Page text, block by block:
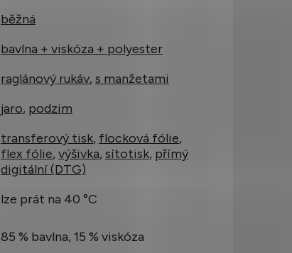
běžná
bavlna + viskóza + polyester
raglánový rukáv, s manžetami
jaro, podzim
transferový tisk, flocková fólie,
flex fólie, výšivka, sítotisk, přímý
digitální (DTG)
lze prát na 40 °C
85 % bavlna, 15 % viskóza